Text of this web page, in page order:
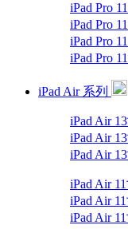
iPad Pro
iPad Pro
iPad Pro
iPad Pro
iPad Air 系列
iPad Air
iPad Air
iPad Air
iPad Air
iPad Air
iPad Air